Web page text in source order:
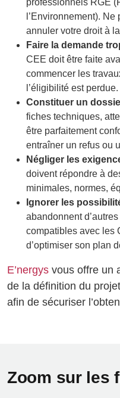
professionnels RGE
l’Environnement).
annuler votre droit à
Faire la demande
CEE doit être faite
commencer les
l’éligibilité est perdue.
Constituer un
fiches techniques,
être parfaitement
entraîner un refus ou
Négliger les
doivent répondre à
minimales, normes,
Ignorer les
abandonnent
compatibles avec les
d’optimiser son plan
E’nergys vous offre un
de la définition du
afin de sécuriser
Zoom sur les